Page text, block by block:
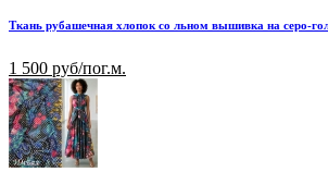
Ткань рубашечная хлопок со льном вышивка на серо-
1 500 руб/пог.м.